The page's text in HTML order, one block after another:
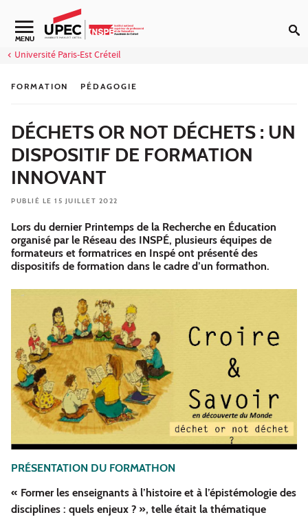
Aller au contenu
Navigation secondaire
MENU
Université Paris-Est Créteil
FORMATION PÉDAGOGIE
DÉCHETS OR NOT DÉCHETS : UN
DISPOSITIF DE FORMATION
INNOVANT
PUBLIÉ LE 15 JUILLET 2022
Lors du dernier Printemps de la Recherche en Éducation
organisé par le Réseau des INSPÉ, plusieurs équipes de
formateurs et formatrices en Inspé ont présenté des
dispositifs de formation dans le cadre d’un formathon.
PRÉSENTATION DU FORMATHON
« Former les enseignants à l’histoire et à l’épistémologie des
disciplines : quels enjeux ? », telle était la thématique